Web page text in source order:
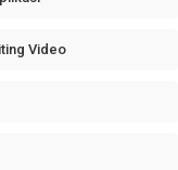
Video